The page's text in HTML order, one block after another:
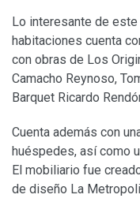
Lo interesante de
habitaciones cuenta
con obras de Los
Camacho Reynoso,
Barquet Ricardo
Cuenta además con
huéspedes, así como
El mobiliario fue
de diseño La